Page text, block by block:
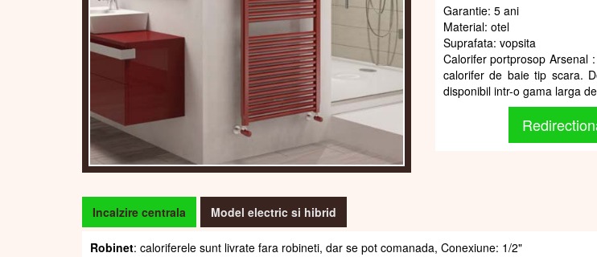
Garantie: 5 ani
Material: otel
Suprafata: vopsita
Calorifer portprosop Arsenal
calorifer de baie tip scara.
disponibil intr-o gama larga
Incalzire centrala Model electric si hibrid
Robinet: caloriferele sunt livrate fara robineti, dar se pot comanada, Conexiune: 1/2"